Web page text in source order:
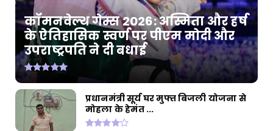
कॉमनवेल्थ गेम्स 2026: अस्मिता और हर्ष
के ऐतिहासिक स्वर्ण पर पीएम मोदी और
उपराष्ट्रपति ने दी बधाई
प्रधानमंत्री सूर्य घर मुफ्त बिजली योजना से
मोहला के हेमंत ...